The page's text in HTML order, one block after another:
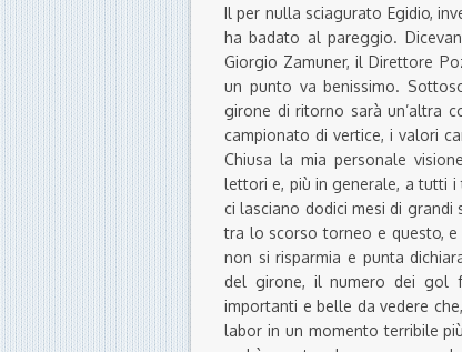
Il per nulla sciagurato Egidio,
ha badato al pareggio.
Giorgio Zamuner, il Direttore
un punto va benissimo.
girone di ritorno sarà un’altra
campionato di vertice, i valori
Chiusa la mia personale
lettori e, più in generale, a tutti i
ci lasciano dodici mesi di
tra lo scorso torneo e questo,
non si risparmia e punta
del girone, il numero dei gol
importanti e belle da vedere
labor in un momento terribile